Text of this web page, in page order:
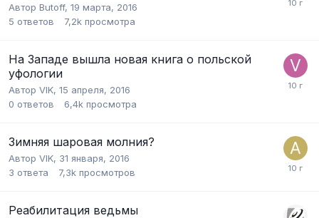
Автор Butoff, 19 марта, 2016
5 ответов 7,2k просмотра
На Западе вышла новая книга о польской
уфологии
Автор VIK, 15 апреля, 2016
0 ответов 6,4k просмотра
Зимняя шаровая молния?
Автор VIK, 31 января, 2016
3 ответа 7,3k просмотров
Реабилитация ведьмы